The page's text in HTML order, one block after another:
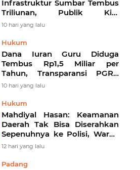
Infrastruktur Sumbar Tembus
Triliunan, Publik Kini
Menunggu Bukti di Lapangan
10 hari yang lalu
Hukum
Dana Iuran Guru Diduga
Tembus Rp1,5 Miliar per
Tahun, Transparansi PGRI-
KORPRI Kota Padang Mulai
10 hari yang lalu
Hukum
Mahdiyal Hasan: Keamanan
Daerah Tak Bisa Diserahkan
Sepenuhnya ke Polisi, Warga
Harus Aktif Jadi Garda
12 hari yang lalu
Padang